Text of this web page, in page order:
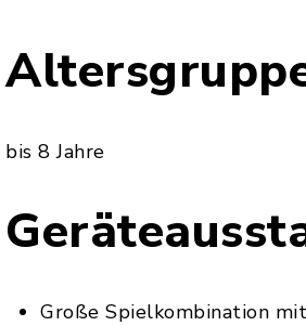
bis 8 Jahre
Große Spielkombination